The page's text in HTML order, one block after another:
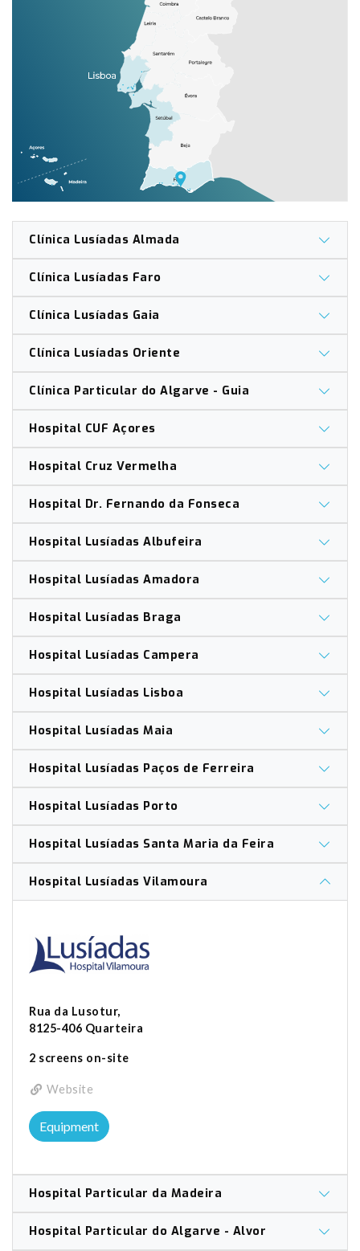
Clínica Lusíadas Almada
Clínica Lusíadas Faro
Clínica Lusíadas Gaia
Clínica Lusíadas Oriente
Clínica Particular do Algarve - Guia
Hospital CUF Açores
Hospital Cruz Vermelha
Hospital Dr. Fernando da Fonseca
Hospital Lusíadas Albufeira
Hospital Lusíadas Amadora
Hospital Lusíadas Braga
Hospital Lusíadas Campera
Hospital Lusíadas Lisboa
Hospital Lusíadas Maia
Hospital Lusíadas Paços de Ferreira
Hospital Lusíadas Porto
Hospital Lusíadas Santa Maria da Feira
Hospital Lusíadas Vilamoura
Rua da Lusotur,
8125-406 Quarteira
2 screens on-site
Website
Equipment
Hospital Particular da Madeira
Hospital Particular do Algarve - Alvor